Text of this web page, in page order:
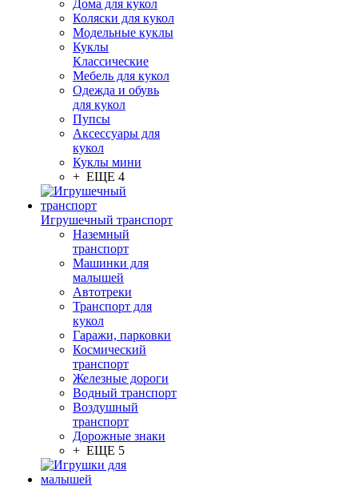
Дома для кукол
Коляски для кукол
Модельные куклы
Куклы
Классические
Мебель для кукол
Одежда и обувь
для кукол
Пупсы
Аксессуары для
кукол
Куклы мини
+ ЕЩЕ 4
Игрушечный транспорт
Наземный
транспорт
Машинки для
малышей
Автотреки
Транспорт для
кукол
Гаражи, парковки
Космический
транспорт
Железные дороги
Водный транспорт
Воздушный
транспорт
Дорожные знаки
+ ЕЩЕ 5